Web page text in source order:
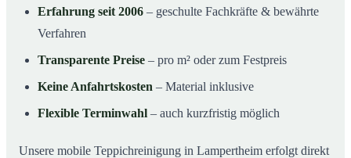
Erfahrung seit 2006 – geschulte Fachkräfte & bewährte
Verfahren
Transparente Preise – pro m² oder zum Festpreis
Keine Anfahrtskosten – Material inklusive
Flexible Terminwahl – auch kurzfristig möglich
Unsere mobile Teppichreinigung in Lampertheim erfolgt direkt